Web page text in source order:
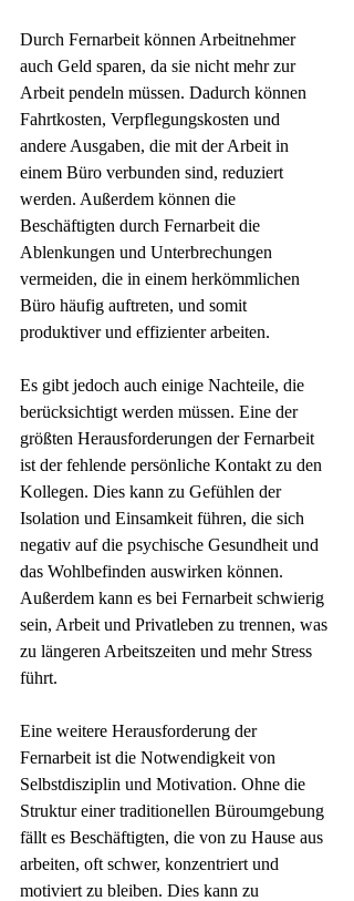
Durch Fernarbeit können Arbeitnehmer
auch Geld sparen, da sie nicht mehr zur
Arbeit pendeln müssen. Dadurch können
Fahrtkosten, Verpflegungskosten und
andere Ausgaben, die mit der Arbeit in
einem Büro verbunden sind, reduziert
werden. Außerdem können die
Beschäftigten durch Fernarbeit die
Ablenkungen und Unterbrechungen
vermeiden, die in einem herkömmlichen
Büro häufig auftreten, und somit
produktiver und effizienter arbeiten.
Es gibt jedoch auch einige Nachteile, die
berücksichtigt werden müssen. Eine der
größten Herausforderungen der Fernarbeit
ist der fehlende persönliche Kontakt zu den
Kollegen. Dies kann zu Gefühlen der
Isolation und Einsamkeit führen, die sich
negativ auf die psychische Gesundheit und
das Wohlbefinden auswirken können.
Außerdem kann es bei Fernarbeit schwierig
sein, Arbeit und Privatleben zu trennen, was
zu längeren Arbeitszeiten und mehr Stress
führt.
Eine weitere Herausforderung der
Fernarbeit ist die Notwendigkeit von
Selbstdisziplin und Motivation. Ohne die
Struktur einer traditionellen Büroumgebung
fällt es Beschäftigten, die von zu Hause aus
arbeiten, oft schwer, konzentriert und
motiviert zu bleiben. Dies kann zu